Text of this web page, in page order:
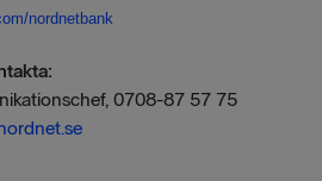
nordnetbank
0708-87 57 75